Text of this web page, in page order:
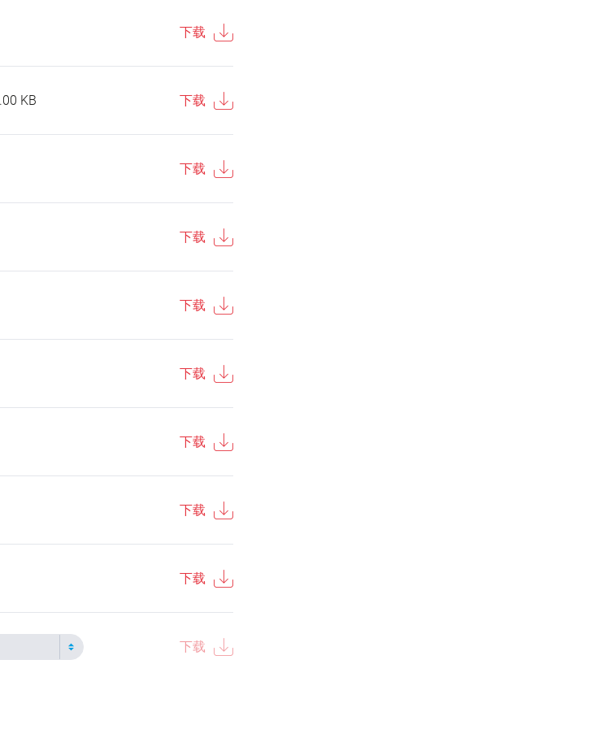
下载
KB 下载
下载
下载
下载
下载
下载
下载
下载
下载